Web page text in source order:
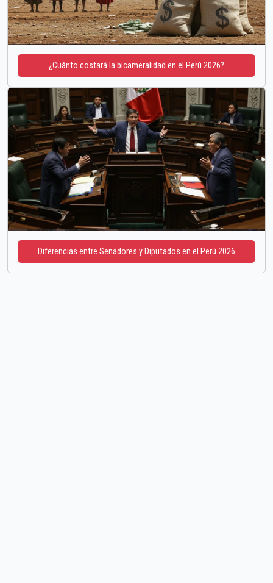
¿Cuánto costará la bicameralidad en el Perú 2026?
Diferencias entre Senadores y Diputados en el Perú 2026